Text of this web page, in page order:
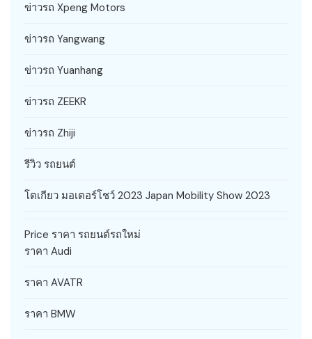
ข่าวรถ Xpeng Motors
ข่าวรถ Yangwang
ข่าวรถ Yuanhang
ข่าวรถ ZEEKR
ข่าวรถ Zhiji
รีวิว รถยนต์
โตเกียว มอเตอร์โชว์ 2023 Japan Mobility Show 2023
Price ราคา รถยนต์รถใหม่
ราคา Audi
ราคา AVATR
ราคา BMW